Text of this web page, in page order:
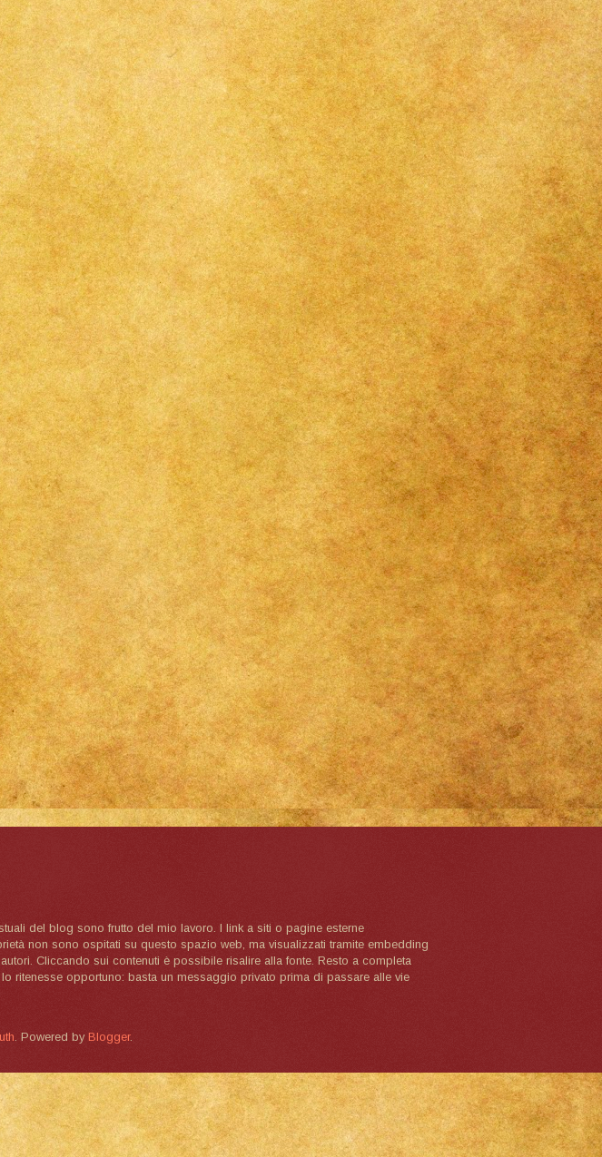
del blog sono frutto del mio lavoro. I link a siti o pagine esterne
non sono ospitati su questo spazio web, ma visualizzati tramite embedding
Cliccando sui contenuti è possibile risalire alla fonte. Resto a completa
ritenesse opportuno: basta un messaggio privato prima di passare alle vie
. Powered by Blogger.